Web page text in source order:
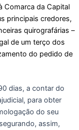
Comarca da Capital
principais credores,
quirografárias –
de um terço dos
do pedido de
dias, a contar do
para obter
do seu
assim,